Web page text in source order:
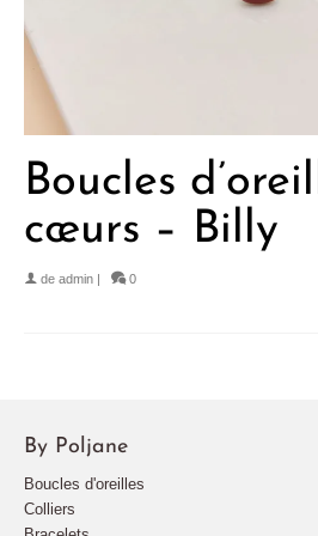
Boucles
cœurs – Billy
de admin | 0
By Poljane
Boucles d'oreilles
Colliers